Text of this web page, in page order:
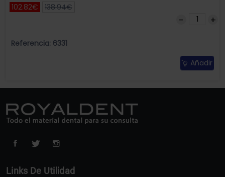
102.82€ 138.94€
Referencia: 6331
Añadir
Links De Utilidad